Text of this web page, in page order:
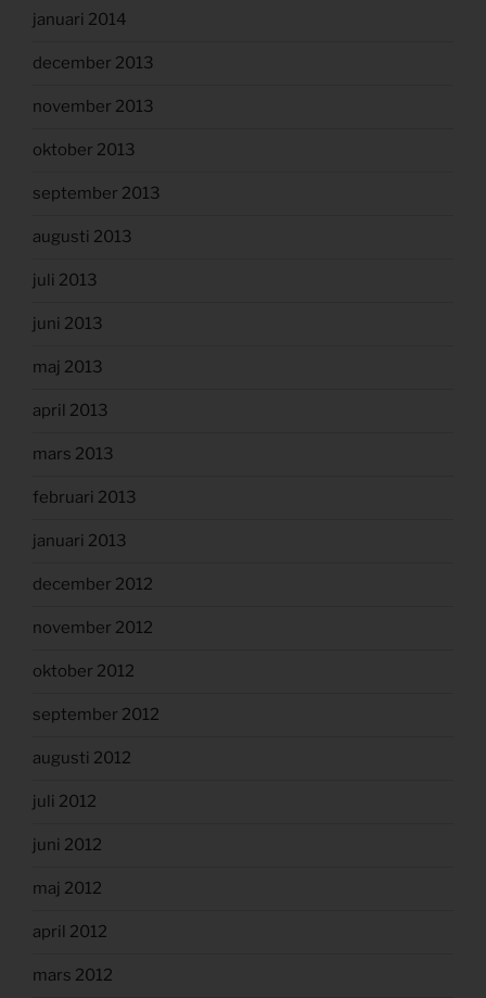
januari 2014
december 2013
november 2013
oktober 2013
september 2013
augusti 2013
juli 2013
juni 2013
maj 2013
april 2013
mars 2013
februari 2013
januari 2013
december 2012
november 2012
oktober 2012
september 2012
augusti 2012
juli 2012
juni 2012
maj 2012
april 2012
mars 2012